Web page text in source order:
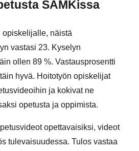
SAMKissa
opiskelijalle, näistä
vastasi 23. Kyselyn
ollen 89 %. Vastausprosentti
hyvä. Hoitotyön opiskelijat
ja kokivat ne
opetusta ja oppimista.
opettavaisiksi, videot
tulevaisuudessa. Tulos vastaa